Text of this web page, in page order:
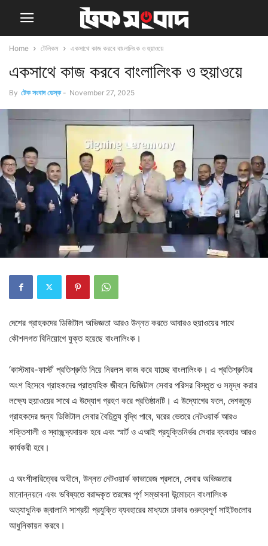
Home টেলিকম একসাথে কাজ করবে বাংলালিংক ও হুয়াওয়ে
একসাথে কাজ করবে বাংলালিংক ও হুয়াওয়ে
By টেক সংবাদ ডেস্ক - November 27, 2025
দেশের গ্রাহকদের ডিজিটাল অভিজ্ঞতা আরও উন্নত করতে আবারও হুয়াওয়ের সাথে
কৌশলগত বিনিয়োগে যুক্ত হয়েছে বাংলালিংক।
‘কাস্টমার-ফার্স্ট’ প্রতিশ্রুতি নিয়ে নিরলস কাজ করে যাচ্ছে বাংলালিংক। এ প্রতিশ্রুতির
অংশ হিসেবে গ্রাহকদের প্রাত্যহিক জীবনে ডিজিটাল সেবার পরিসর বিস্তৃত ও সমৃদ্ধ করার
লক্ষ্যে হুয়াওয়ের সাথে এ উদ্যোগ গ্রহণ করে প্রতিষ্ঠানটি। এ উদ্যোগের ফলে, দেশজুড়ে
গ্রাহকদের জন্য ডিজিটাল সেবার বৈচিত্র্য বৃদ্ধি পাবে, ঘরের ভেতরে নেটওয়ার্ক আরও
শক্তিশালী ও স্বাচ্ছন্দ্যদায়ক হবে এবং স্মার্ট ও এআই প্রযুক্তিনির্ভর সেবার ব্যবহার আরও
কার্যকরী হবে।
এ অংশীদারিত্বের অধীনে, উন্নত নেটওয়ার্ক কাভারেজ প্রদানে, সেবার অভিজ্ঞতার
মানোন্নয়নে এবং ভবিষ্যতে বরাদ্দকৃত তরঙ্গের পূর্ণ সম্ভাবনা উন্মোচনে বাংলালিংক
অত্যাধুনিক জ্বালানি সাশ্রয়ী প্রযুক্তি ব্যবহারের মাধ্যমে ঢাকার গুরুত্বপূর্ণ সাইটগুলোর
আধুনিকায়ন করবে।